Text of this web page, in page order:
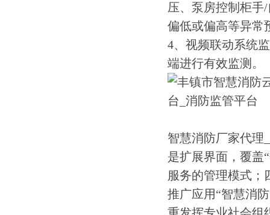
压、泵房控制柜手
偏低或偏高等异常
4、视频联动系统
端进行有效监测。
智慧消防厂家代理
是扩展界面，覆盖
服务的管理模式；
推广应用“智慧消